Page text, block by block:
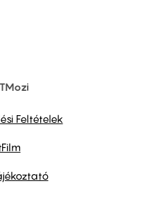
Feltételek